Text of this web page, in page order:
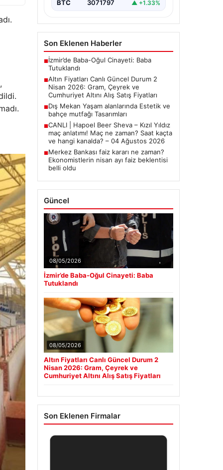
BTC 3071797 ▲ +1.33%
Son Eklenen Haberler
■İzmir’de Baba-Oğul Cinayeti: Baba
Tutuklandı
■Altın Fiyatları Canlı Güncel Durum 2
Nisan 2026: Gram, Çeyrek ve
Cumhuriyet Altını Alış Satış Fiyatları
■Dış Mekan Yaşam alanlarında Estetik ve
bahçe mutfağı Tasarımları
■CANLI | Hapoel Beer Sheva – Kızıl Yıldız
maç anlatımı! Maç ne zaman? Saat kaçta
ve hangi kanalda? – 04 Ağustos 2026
■Merkez Bankası faiz kararı ne zaman?
Ekonomistlerin nisan ayı faiz beklentisi
belli oldu
Güncel
08/05/2026
İzmir’de Baba-Oğul Cinayeti: Baba
Tutuklandı
08/05/2026
Altın Fiyatları Canlı Güncel Durum 2
Nisan 2026: Gram, Çeyrek ve
Cumhuriyet Altını Alış Satış Fiyatları
Son Eklenen Firmalar